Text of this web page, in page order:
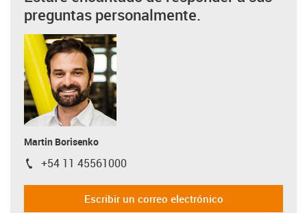
preguntas personalmente.
Martin Borisenko
igus-icon-phone
+54 11 45561000
Escribir un correo electrónico